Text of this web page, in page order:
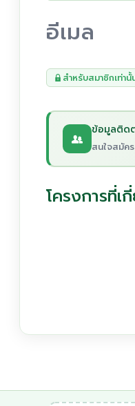
อีเมล
สำหรับสมาชิกเท่านั้
ข้อมูลติด
สนใจสมัค
โครงการที่เ